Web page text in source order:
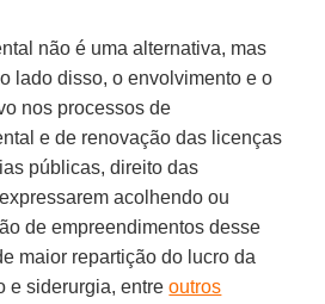
não é uma alternativa, mas
lado disso, o envolvimento e o
nos processos de
e de renovação das licenças
públicas, direito das
acolhendo ou
de empreendimentos desse
maior repartição do lucro da
e siderurgia, entreoutros